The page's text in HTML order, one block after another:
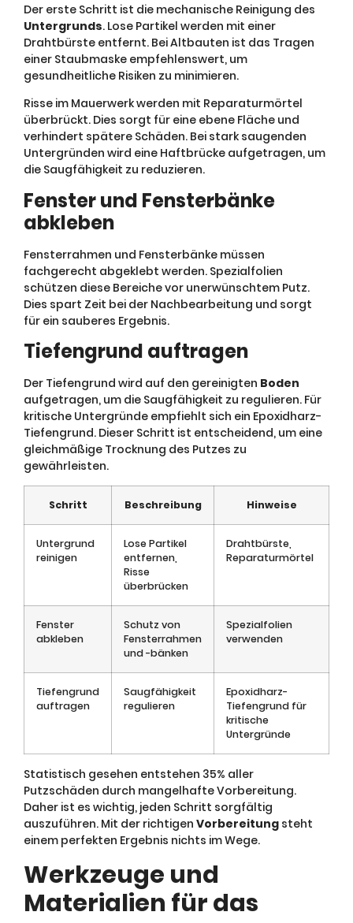
Der erste Schritt ist die mechanische Reinigung des
Untergrunds. Lose Partikel werden mit einer
Drahtbürste entfernt. Bei Altbauten ist das Tragen
einer Staubmaske empfehlenswert, um
gesundheitliche Risiken zu minimieren.
Risse im Mauerwerk werden mit Reparaturmörtel
überbrückt. Dies sorgt für eine ebene Fläche und
verhindert spätere Schäden. Bei stark saugenden
Untergründen wird eine Haftbrücke aufgetragen, um
die Saugfähigkeit zu reduzieren.
Fenster und Fensterbänke
abkleben
Fensterrahmen und Fensterbänke müssen
fachgerecht abgeklebt werden. Spezialfolien
schützen diese Bereiche vor unerwünschtem Putz.
Dies spart Zeit bei der Nachbearbeitung und sorgt
für ein sauberes Ergebnis.
Tiefengrund auftragen
Der Tiefengrund wird auf den gereinigten Boden
aufgetragen, um die Saugfähigkeit zu regulieren. Für
kritische Untergründe empfiehlt sich ein Epoxidharz-
Tiefengrund. Dieser Schritt ist entscheidend, um eine
gleichmäßige Trocknung des Putzes zu
gewährleisten.
Schritt Beschreibung Hinweise
Untergrund
reinigen
Lose Partikel
entfernen,
Risse
überbrücken
Drahtbürste,
Reparaturmörtel
Fenster
abkleben
Schutz von
Fensterrahmen
und -bänken
Spezialfolien
verwenden
Tiefengrund
auftragen
Saugfähigkeit
regulieren
Epoxidharz-
Tiefengrund für
kritische
Untergründe
Statistisch gesehen entstehen 35% aller
Putzschäden durch mangelhafte Vorbereitung.
Daher ist es wichtig, jeden Schritt sorgfältig
auszuführen. Mit der richtigen Vorbereitung steht
einem perfekten Ergebnis nichts im Wege.
Werkzeuge und
Materialien für das